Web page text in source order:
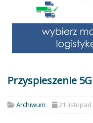
Przyspieszenie 5G
Archiwum 21 listopad